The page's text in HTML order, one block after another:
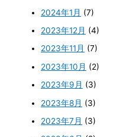
2024年1月 (7)
2023年12月 (4)
2023年11月 (7)
2023年10月 (2)
2023年9月 (3)
2023年8月 (3)
2023年7月 (3)